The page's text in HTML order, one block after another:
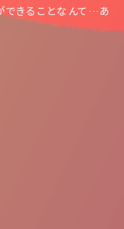
きることなんて…あ